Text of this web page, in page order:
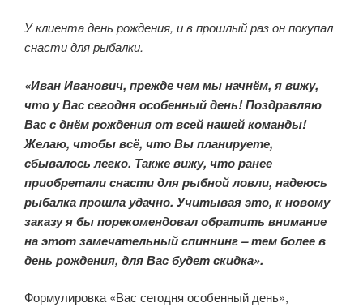
У клиента день рождения, и в прошлый раз он покупал
снасти для рыбалки.
«Иван Иванович, прежде чем мы начнём, я вижу,
что у Вас сегодня особенный день! Поздравляю
Вас с днём рождения от всей нашей команды!
Желаю, чтобы всё, что Вы планируете,
сбывалось легко. Также вижу, что ранее
приобретали снасти для рыбной ловли, надеюсь
рыбалка прошла удачно. Учитывая это, к новому
заказу я бы порекомендовал обратить внимание
на этот замечательный спиннинг – тем более в
день рождения, для Вас будет скидка».
Формулировка «Вас сегодня особенный день»,